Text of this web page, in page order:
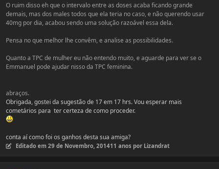
O ruim disso eh que o intervalo entre as doses acaba ficando grande
demais, mas dos males todos que ela teria no caso, e não querendo usar
40mg por dia, acabou sendo uma solução razoável essa dela.
Pensa no que melhor lhe convêm, e analise as possibilidades.
Quanto a TPC de mulher eu não entendo muito, e aguarde para ver se o
Emmanuel pode ajudar nisso da TPC feminina.
abraços.
Obrigada, gostei da sugestão de 17 em 17 hrs. Vou esperar mais
cometários para ter certeza de como proceder.
conta aí como foi os ganhos desta sua amiga?
Editado em 29 de Novembro, 201411 anos por Lizandrat